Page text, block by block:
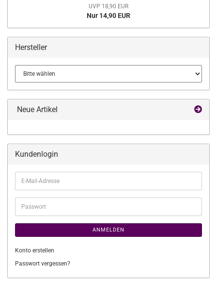
UVP 18,90 EUR
Nur 14,90 EUR
Hersteller
Neue Artikel
Kundenlogin
E-
Mail-
Adresse
Passwort
ANMELDEN
Konto erstellen
Passwort vergessen?